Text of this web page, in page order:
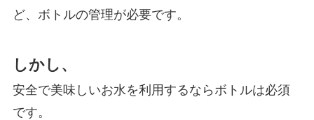
ど、ボトルの管理が必要です。
しかし、
安全で美味しいお水を利用するならボトルは必須
です。